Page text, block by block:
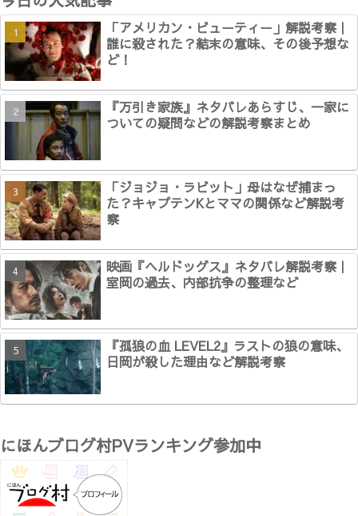
「アメリカン・ビューティー」解説考察｜
誰に殺された？結末の意味、その後予想な
ど！
『万引き家族』ネタバレあらすじ、一家に
ついての疑問などの解説考察まとめ
「ジョジョ・ラビット」母はなぜ捕まっ
た？キャプテンKとママの関係など解説考
察
映画『ヘルドッグス』ネタバレ解説考察｜
室岡の過去、内部抗争の整理など
『孤狼の血 LEVEL2』ラストの狼の意味、
日岡が殺した理由など解説考察
にほんブログ村PVランキング参加中